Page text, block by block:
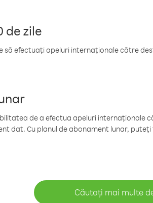
de zile
să efectuați apeluri internaționale către
de a efectua apeluri internaționale
dat. Cu planul de abonament lunar,
Căutați mai multe